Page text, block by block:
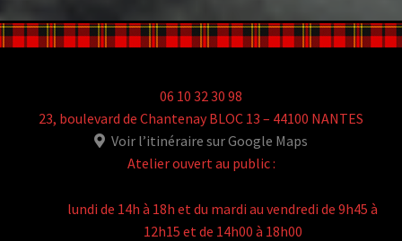
06 10 32 30 98
23, boulevard de Chantenay BLOC 13 – 44100 NANTES
Voir l’itinéraire sur Google Maps
Atelier ouvert au public :
lundi de 14h à 18h et du mardi au vendredi de 9h45 à
12h15 et de 14h00 à 18h00